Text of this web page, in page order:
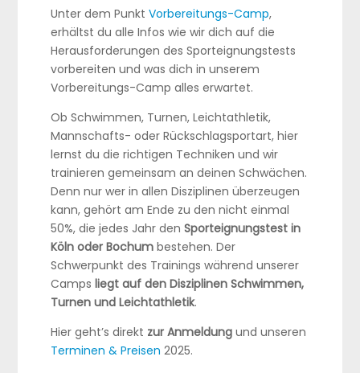
Unter dem Punkt Vorbereitungs-Camp,
erhältst du alle Infos wie wir dich auf die
Herausforderungen des Sporteignungstests
vorbereiten und was dich in unserem
Vorbereitungs-Camp alles erwartet.
Ob Schwimmen, Turnen, Leichtathletik,
Mannschafts- oder Rückschlagsportart, hier
lernst du die richtigen Techniken und wir
trainieren gemeinsam an deinen Schwächen.
Denn nur wer in allen Disziplinen überzeugen
kann, gehört am Ende zu den nicht einmal
50%, die jedes Jahr den Sporteignungstest in
Köln oder Bochumbestehen. Der
Schwerpunkt des Trainings während unserer
Camps liegt auf den Disziplinen Schwimmen,
Turnen und Leichtathletik.
Hier geht’s direkt zur Anmeldungund unseren
Terminen & Preisen 2025.